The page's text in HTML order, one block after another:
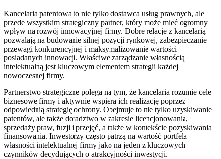
Kancelaria patentowa to nie tylko dostawca usług prawnych, ale
przede wszystkim strategiczny partner, który może mieć ogromny
wpływ na rozwój innowacyjnej firmy. Dobre relacje z kancelarią
pozwalają na budowanie silnej pozycji rynkowej, zabezpieczanie
przewagi konkurencyjnej i maksymalizowanie wartości
posiadanych innowacji. Właściwe zarządzanie własnością
intelektualną jest kluczowym elementem strategii każdej
nowoczesnej firmy.
Partnerstwo strategiczne polega na tym, że kancelaria rozumie cele
biznesowe firmy i aktywnie wspiera ich realizację poprzez
odpowiednią strategię ochrony. Obejmuje to nie tylko uzyskiwanie
patentów, ale także doradztwo w zakresie licencjonowania,
sprzedaży praw, fuzji i przejęć, a także w kontekście pozyskiwania
finansowania. Inwestorzy często patrzą na wartość portfela
własności intelektualnej firmy jako na jeden z kluczowych
czynników decydujących o atrakcyjności inwestycji.